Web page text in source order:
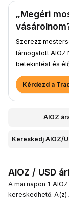
„Megéri
Szerezz
támogatott AIOZ
betekintést és
Kérdezd a
AIOZ
Kereskedj AIOZ/
AIOZ / USD
A mai napon 1
kereskedhető. A(z)